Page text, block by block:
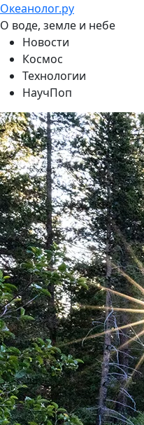
Океанолог.ру
О воде, земле и небе
Новости
Космос
Технологии
НаучПоп